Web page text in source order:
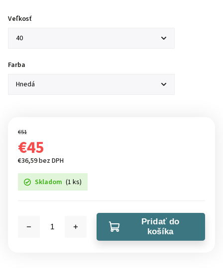
Veľkosť
Farba
€51
€45
€36,59 bez DPH
Skladom (1 ks)
Pridať do
košíka